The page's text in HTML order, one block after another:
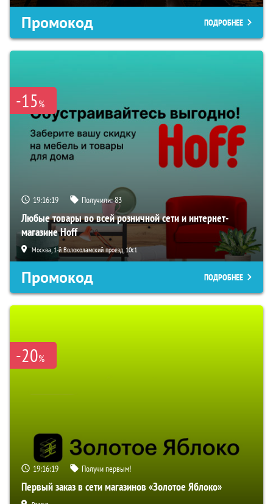
Промокод ПОДРОБНЕЕ
-15%
19:16:18 Получили:83
Любые товары во всей розничной сети и интернет-
магазине Hoff
Москва, 1-й Волоколамский проезд, 10с1
Промокод ПОДРОБНЕЕ
-20%
19:16:18 Получи первым!
Первый заказ в сети магазинов «Золотое Яблоко»